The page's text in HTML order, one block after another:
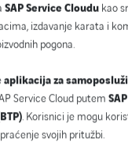
SAP Service Cloudu kao
izdavanje karata i
pogona.
aplikacija za
Service Cloud putem
. Korisnici je mogu
svojih pritužbi.